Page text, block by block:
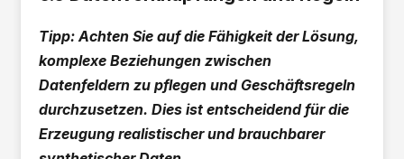
Tipp: Achten Sie auf die Fähigkeit der Lösung,
komplexe Beziehungen zwischen
Datenfeldern zu pflegen und Geschäftsregeln
durchzusetzen. Dies ist entscheidend für die
Erzeugung realistischer und brauchbarer